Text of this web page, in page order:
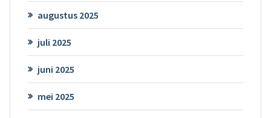
augustus 2025
juli 2025
juni 2025
mei 2025